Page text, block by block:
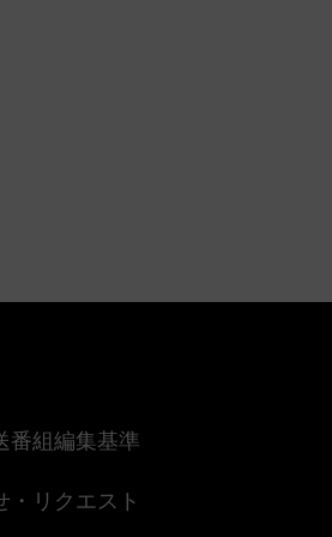
番組編集基準
・リクエスト